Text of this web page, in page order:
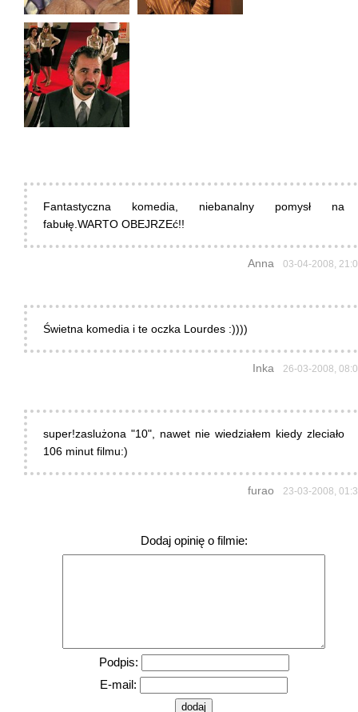
Fantastyczna komedia, niebanalny pomysł na
fabułę.WARTO OBEJRZEć!!
Anna 03-04-2008,
Świetna komedia i te oczka Lourdes :))))
Inka 26-03-2008,
super!zaslużona "10", nawet nie wiedziałem kiedy zleciało
106 minut filmu:)
furao 23-03-2008,
Dodaj opinię o filmie:
Podpis:
E-mail: